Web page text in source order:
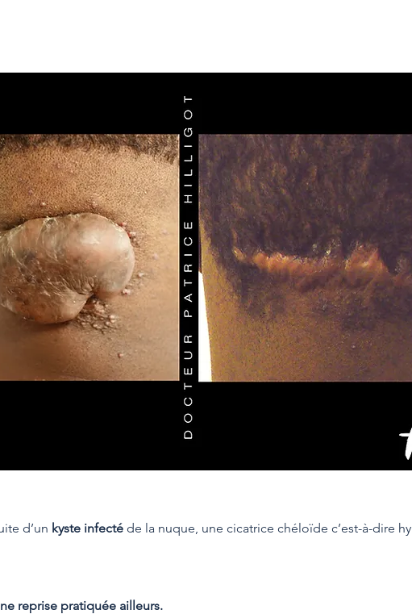
d’un kyste infecté de la nuque, une cicatrice chéloïde c’est-à-dire
reprise pratiquée ailleurs.